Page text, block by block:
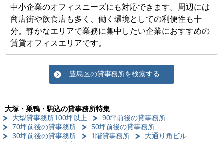
中小企業のオフィスニーズにも対応できます。周辺には
商店街や飲食店も多く、働く環境としての利便性も十
分。静かなエリアで業務に集中したい企業におすすめの
賃貸オフィスエリアです。
豊島区の貸事務所を検索する
大塚・巣鴨・駒込の貸事務所特集
大型貸事務所100坪以上
90坪前後の貸事務所
70坪前後の貸事務所
50坪前後の貸事務所
30坪前後の貸事務所
1階貸事務所
大通り角ビル